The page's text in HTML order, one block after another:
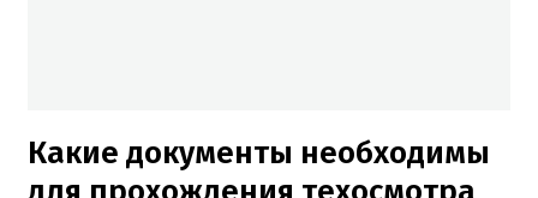
Какие документы необходимы